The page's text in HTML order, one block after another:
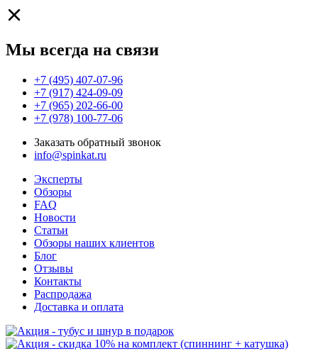
Мы всегда на связи
+7 (495) 407-07-96
+7 (917) 424-09-09
+7 (965) 202-66-00
+7 (978) 100-77-06
Заказать обратный звонок
info@spinkat.ru
Эксперты
Обзоры
FAQ
Новости
Статьи
Обзоры наших клиентов
Блог
Отзывы
Контакты
Распродажа
Доставка и оплата